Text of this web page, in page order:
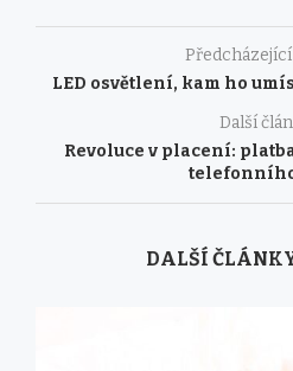
LED osvětlení, kam ho
Další
Revoluce v placení:
DALŠÍ